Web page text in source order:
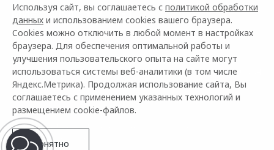
Горячая линия OMODA: +7 (3812) 409-904
Модельный ряд
Правовая информация
Используя сайт, вы соглашаетесь с политикой обработки
данных и использованием cookies вашего браузера.
Cookies можно отключить в любой момент в настройках
браузера. Для обеспечения оптимальной работы и
улучшения пользовательского опыта на сайте могут
использоваться системы веб-аналитики (в том числе
Яндекс.Метрика). Продолжая использование сайта, Вы
соглашаетесь с применением указанных технологий и
размещением cookie-файлов.
Понятно